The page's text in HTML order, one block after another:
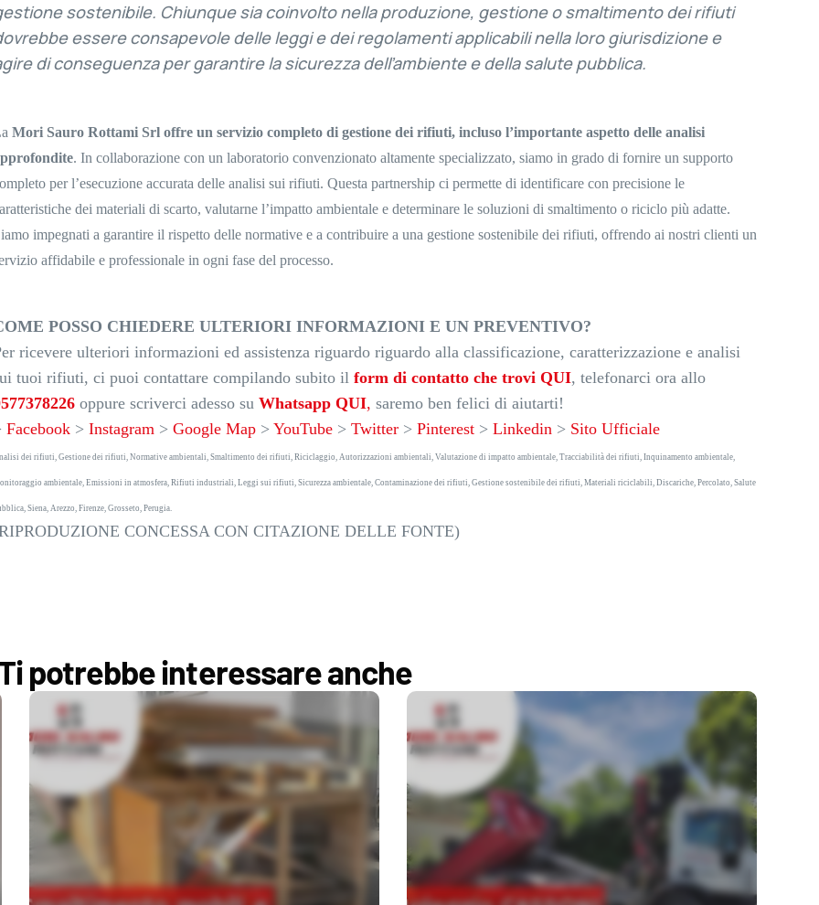
sostenibile. Chiunque sia coinvolto nella produzione, gestione o smaltimento dei rifiuti
essere consapevole delle leggi e dei regolamenti applicabili nella loro giurisdizione e
di conseguenza per garantire la sicurezza dell’ambiente e della salute pubblica.
Mori Sauro Rottami Srl offre un servizio completo di gestione dei rifiuti, incluso l’importante aspetto delle analisi
. In collaborazione con un laboratorio convenzionato altamente specializzato, siamo in grado di fornire un supporto
per l’esecuzione accurata delle analisi sui rifiuti. Questa partnership ci permette di identificare con precisione le
dei materiali di scarto, valutarne l’impatto ambientale e determinare le soluzioni di smaltimento o riciclo più adatte.
impegnati a garantire il rispetto delle normative e a contribuire a una gestione sostenibile dei rifiuti, offrendo ai nostri clienti un
affidabile e professionale in ogni fase del processo.
POSSO CHIEDERE ULTERIORI INFORMAZIONI E UN PREVENTIVO?
ricevere ulteriori informazioni ed assistenza riguardo riguardo alla classificazione, caratterizzazione e analisi
tuoi rifiuti, ci puoi contattare compilando subito ilform di contatto che trovi QUI, telefonarci ora allo
oppure scriverci adesso suWhatsapp QUI, saremo ben felici di aiutarti!
Facebook >Instagram >Google Map >YouTube >Twitter >Pinterest >Linkedin > Sito Ufficiale
dei rifiuti, Gestione dei rifiuti, Normative ambientali, Smaltimento dei rifiuti, Riciclaggio, Autorizzazioni ambientali, Valutazione di impatto ambientale, Tracciabilità dei rifiuti, Inquinamento ambientale,
ambientale, Emissioni in atmosfera, Rifiuti industriali, Leggi sui rifiuti, Sicurezza ambientale, Contaminazione dei rifiuti, Gestione sostenibile dei rifiuti, Materiali riciclabili, Discariche, Percolato, Salute
Siena, Arezzo, Firenze, Grosseto, Perugia.
CONCESSA CON CITAZIONE DELLE FONTE)
potrebbe interessare anche